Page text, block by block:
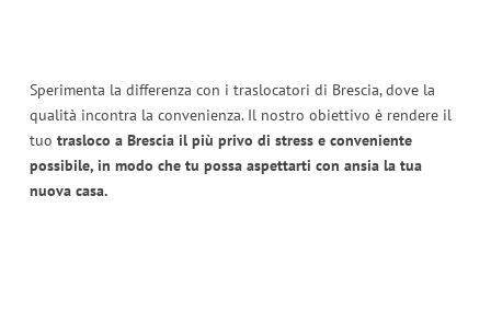
Sperimenta la differenza con i traslocatori di Brescia, dove la
qualità incontra la convenienza. Il nostro obiettivo è rendere il
tuo trasloco a Brescia il più privo di stress e conveniente
possibile, in modo che tu possa aspettarti con ansia la tua
nuova casa.